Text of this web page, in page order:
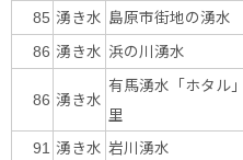
85 湧き水 島原市街地の湧水
86 湧き水 浜の川湧水
86 湧き水
有馬湧水「ホタル
里
91 湧き水 岩川湧水